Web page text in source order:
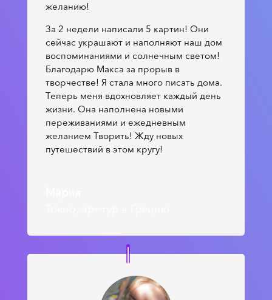
желанию!
За 2 недели написали 5 картин! Они
сейчас украшают и наполняют наш дом
воспоминаниями и солнечным светом!
Благодарю Макса за прорыв в
творчестве! Я стала много писать дома.
Теперь меня вдохновляет каждый день
жизни. Она наполнена новыми
переживаниями и ежедневным
желанием Творить! Жду новых
путешествий в этом кругу!